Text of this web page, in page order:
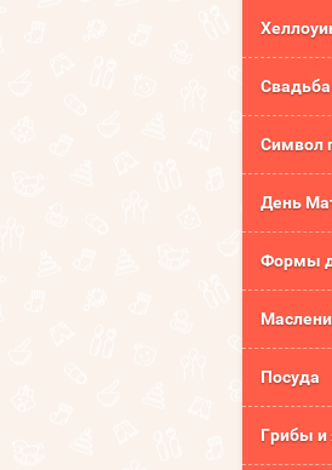
Свадьба
Символ
День
Формы
Посуда
Грибы и